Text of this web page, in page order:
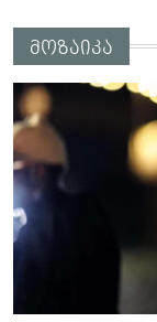
მოზაიკა